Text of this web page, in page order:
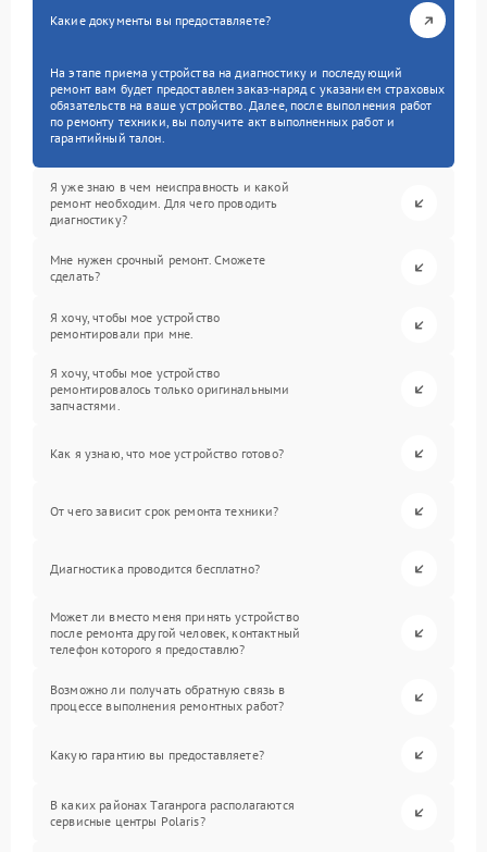
Какие документы вы предоставляете?
На этапе приема устройства на диагностику и последующий
ремонт вам будет предоставлен заказ-наряд с указанием страховых
обязательств на ваше устройство. Далее, после выполнения работ
по ремонту техники, вы получите акт выполненных работ и
гарантийный талон.
Я уже знаю в чем неисправность и какой
ремонт необходим. Для чего проводить
диагностику?
Мне нужен срочный ремонт. Сможете
сделать?
Я хочу, чтобы мое устройство
ремонтировали при мне.
Я хочу, чтобы мое устройство
ремонтировалось только оригинальными
запчастями.
Как я узнаю, что мое устройство готово?
От чего зависит срок ремонта техники?
Диагностика проводится бесплатно?
Может ли вместо меня принять устройство
после ремонта другой человек, контактный
телефон которого я предоставлю?
Возможно ли получать обратную связь в
процессе выполнения ремонтных работ?
Какую гарантию вы предоставляете?
В каких районах Таганрога располагаются
сервисные центры Polaris?